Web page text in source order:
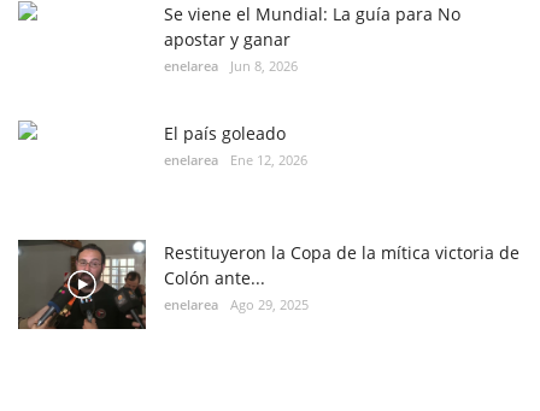
Se viene el Mundial: La guía para No
apostar y ganar
enelarea Jun 8, 2026
El país goleado
enelarea Ene 12, 2026
Restituyeron la Copa de la mítica victoria de
Colón ante...
enelarea Ago 29, 2025